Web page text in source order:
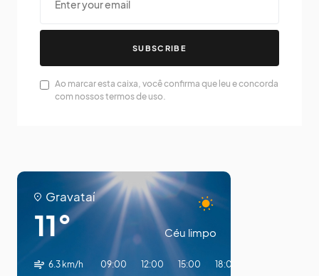
SUBSCRIBE
Ao marcar esta caixa, você confirma que leu e concorda
com nossos termos de uso.
Gravataí
11° Céu limpo
6.3 km/h 09:00 12:00 15:00 18:00